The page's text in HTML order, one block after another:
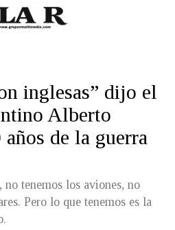
inglesas” dijo el
Alberto
de la guerra
tenemos los aviones, no
Pero lo que tenemos es la